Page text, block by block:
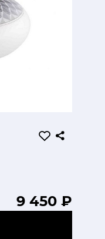
9 450 ₽